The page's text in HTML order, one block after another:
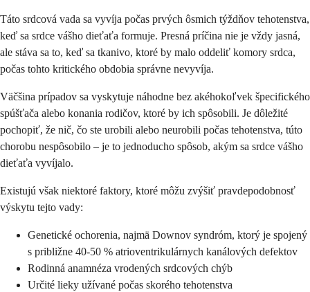
Táto srdcová vada sa vyvíja počas prvých ôsmich týždňov tehotenstva,
keď sa srdce vášho dieťaťa formuje. Presná príčina nie je vždy jasná,
ale stáva sa to, keď sa tkanivo, ktoré by malo oddeliť komory srdca,
počas tohto kritického obdobia správne nevyvíja.
Väčšina prípadov sa vyskytuje náhodne bez akéhokoľvek špecifického
spúšťača alebo konania rodičov, ktoré by ich spôsobili. Je dôležité
pochopiť, že nič, čo ste urobili alebo neurobili počas tehotenstva, túto
chorobu nespôsobilo – je to jednoducho spôsob, akým sa srdce vášho
dieťaťa vyvíjalo.
Existujú však niektoré faktory, ktoré môžu zvýšiť pravdepodobnosť
výskytu tejto vady:
Genetické ochorenia, najmä Downov syndróm, ktorý je spojený
s približne 40-50 % atrioventrikulárnych kanálových defektov
Rodinná anamnéza vrodených srdcových chýb
Určité lieky užívané počas skorého tehotenstva